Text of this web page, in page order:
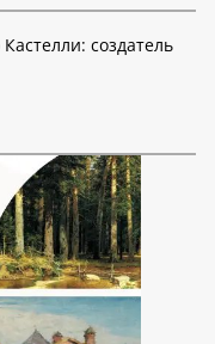
создатель